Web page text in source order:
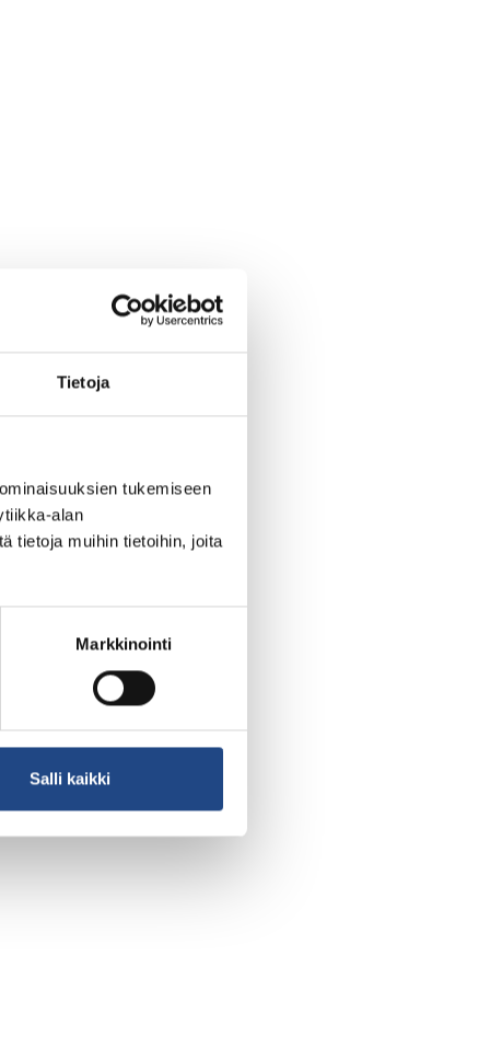
Tietoja
tukemiseen
alan
tietoja muihin tietoihin, joita
Markkinointi
Salli kaikki